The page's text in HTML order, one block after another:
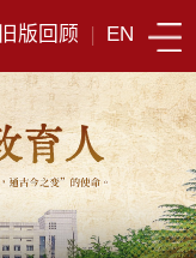
旧版回顾 | EN